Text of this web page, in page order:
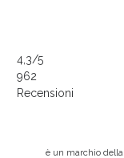
4,3/5
962
Recensioni
è un marchio